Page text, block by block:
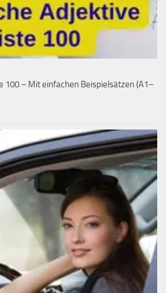
100 – Mit einfachen Beispielsätzen (A1–